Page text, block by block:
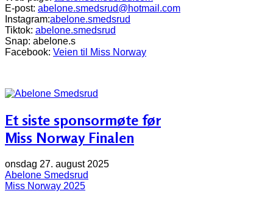
E-post: abelone.smedsrud@hotmail.com
Instagram:abelone.smedsrud
Tiktok: abelone.smedsrud
Snap: abelone.s
Facebook: Veien til Miss Norway
Et siste sponsormøte før
Miss Norway Finalen
onsdag 27. august 2025
Abelone Smedsrud
Miss Norway 2025